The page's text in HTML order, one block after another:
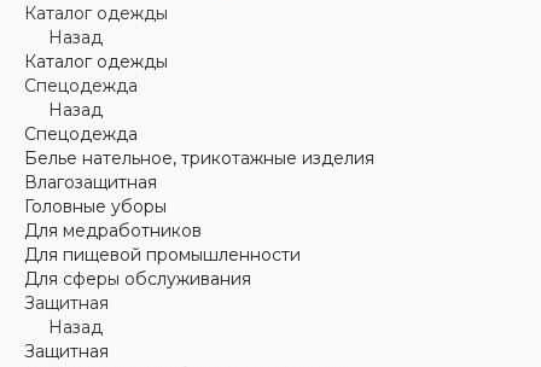
Каталог одежды
Назад
Каталог одежды
Спецодежда
Назад
Спецодежда
Белье нательное, трикотажные изделия
Влагозащитная
Головные уборы
Для медработников
Для пищевой промышленности
Для сферы обслуживания
Защитная
Назад
Защитная